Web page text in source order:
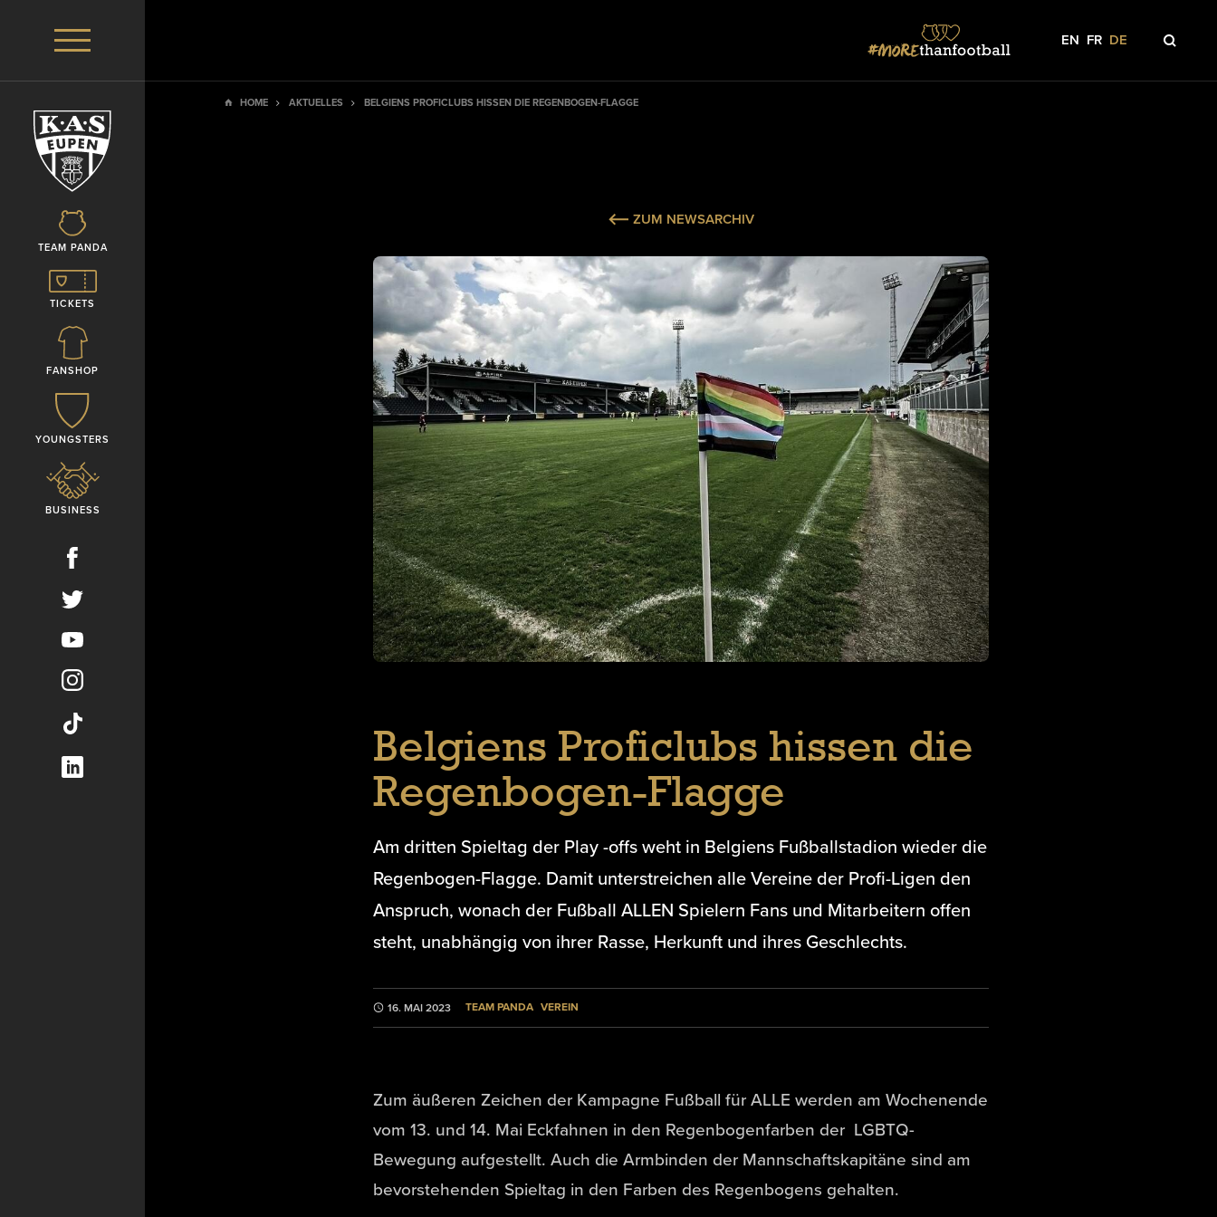
TEAM PANDA
TICKETS
FANSHOP
YOUNGSTERS
BUSINESS
EN FR DE
HOME AKTUELLES BELGIENS PROFICLUBS HISSEN DIE REGENBOGEN-FLAGGE
ZUM NEWSARCHIV
Belgiens Proficlubs hissen die
Regenbogen-Flagge
Am dritten Spieltag der Play -offs weht in Belgiens Fußballstadion wieder die
Regenbogen-Flagge. Damit unterstreichen alle Vereine der Profi-Ligen den
Anspruch, wonach der Fußball ALLEN Spielern Fans und Mitarbeitern offen
steht, unabhängig von ihrer Rasse, Herkunft und ihres Geschlechts.
16. MAI 2023 TEAM PANDA VEREIN
Zum äußeren Zeichen der Kampagne Fußball für ALLE werden am Wochenende
vom 13. und 14. Mai Eckfahnen in den Regenbogenfarben der LGBTQ-
Bewegung aufgestellt. Auch die Armbinden der Mannschaftskapitäne sind am
bevorstehenden Spieltag in den Farben des Regenbogens gehalten.